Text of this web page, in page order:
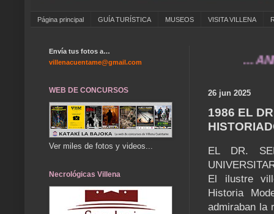
Página principal GUÍA TURÍSTICA MUSEOS VISITA VILLENA
... ANÍMATE
26 jun 2025
1986 EL
EL DR.
El ilustre
Historia
admiraban la
Envía tus fotos a…
villenacuentame@gmail.com
WEB DE CONCURSOS
Ver miles de fotos y videos...
Necrológicas Villena